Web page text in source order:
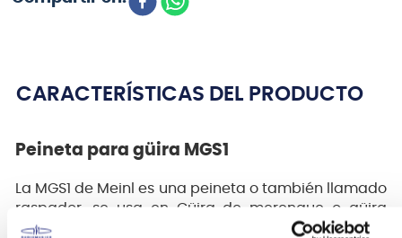
CARACTERÍSTICAS DEL PRODUCTO
Peineta para güira MGS1
La MGS1 de Meinl es una peineta o también llamado
raspador, se usa en Güira de merengue o güira
metálica, esta versión posee varillas de acero